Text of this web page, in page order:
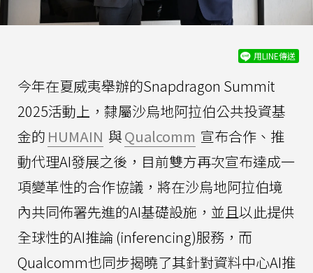
用LINE傳送
今年在夏威夷舉辦的Snapdragon Summit
2025活動上，隸屬沙烏地阿拉伯公共投資基
金的 HUMAIN 與Qualcomm 宣布合作、推
動代理AI發展之後，目前雙方再次宣布達成一
項變革性的合作協議，將在沙烏地阿拉伯境
內共同佈署先進的AI基礎設施，並且以此提供
全球性的AI推論 (inferencing)服務，而
Qualcomm也同步揭曉了其針對資料中心AI推